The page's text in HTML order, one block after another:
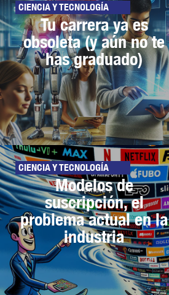
CIENCIA Y TECNOLOGÍA
Tu carrera ya es
obsoleta (y aún no te
has graduado)
CIENCIA Y TECNOLOGÍA
Modelos de
suscripción, el
problema actual en la
industria